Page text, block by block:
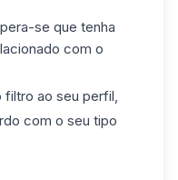
se que tenha
com o
ao seu perfil,
com o seu tipo